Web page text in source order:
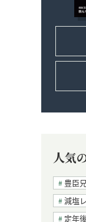
人気
豊臣
減塩
定年